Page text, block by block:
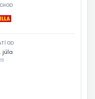
OD
júla